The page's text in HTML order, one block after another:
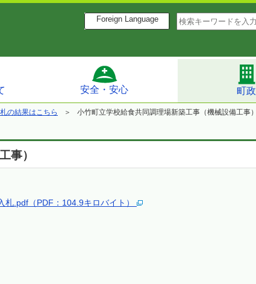
Foreign Language
安全・安心 町政
の結果はこちら 小竹町立学校給食共同調理場新築工事（機械設備工事）
事）
.pdf（PDF：104.9キロバイト）